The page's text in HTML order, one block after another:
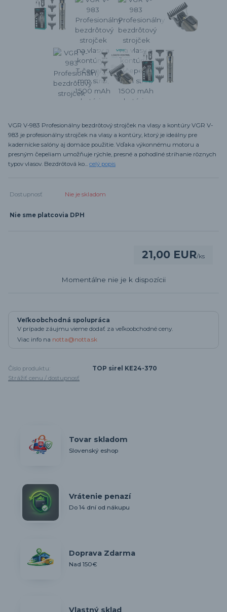
VGR V-983 Profesionálny bezdrôtový strojček na vlasy a kontúry VGR V-
983 je profesionálny strojček na vlasy a kontúry, ktorý je ideálny pre
kadernícke salóny aj domáce použitie. Vďaka výkonnému motoru a
presným čepeliam umožňuje rýchle, presné a pohodlné strihanie rôznych
typov vlasov. Bezdrôtová ko... celý popis
Dostupnosť Nie je skladom
Nie sme platcovia DPH
21,00 EUR/ks
Momentálne nie je k dispozícii
Veľkoobchodná spolupráca
V prípade záujmu vieme dodať za veľkoobchodné ceny.
Viac info na notta@notta.sk
Číslo produktu:
TOP sirel KE24-370
Strážiť cenu / dostupnosť
Tovar skladom
Slovenský eshop
Vrátenie penazí
Do 14 dní od nákupu
Doprava Zdarma
Nad 150€
Vlastný sklad